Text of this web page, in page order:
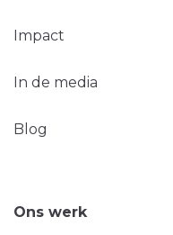
Impact
In de media
Blog
Ons werk